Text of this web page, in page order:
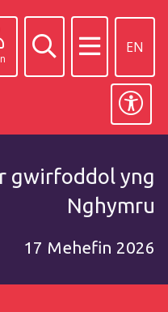
EN
gwirfoddol yng
Nghymru
17 Mehefin 2026